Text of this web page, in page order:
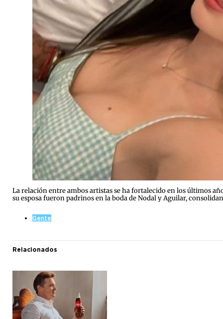
La relación entre ambos artistas se ha fortalecido en los últimos
su esposa fueron padrinos en la boda de Nodal y Aguilar,
Gente
Relacionados